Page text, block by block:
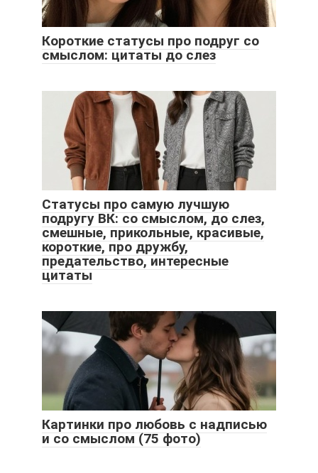
Короткие статусы про подруг со
смыслом: цитаты до слез
Статусы про самую лучшую
подругу ВК: со смыслом, до слез,
смешные, прикольные, красивые,
короткие, про дружбу,
предательство, интересные
цитаты
Картинки про любовь с надписью
и со смыслом (75 фото)